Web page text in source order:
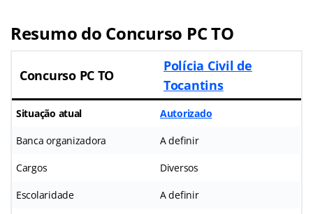
Resumo do Concurso PC TO
Concurso PC TO
Polícia Civil de
Tocantins
Situação atual Autorizado
Banca organizadora A definir
Cargos Diversos
Escolaridade A definir